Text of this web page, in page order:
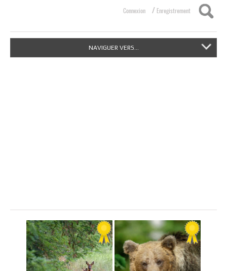
Connexion / Enregistrement
NAVIGUER VERS...